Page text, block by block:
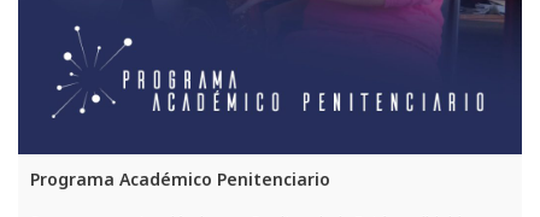
Programa Académico Penitenciario